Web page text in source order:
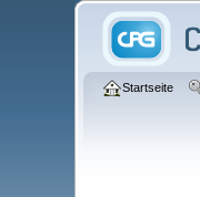
Startseite